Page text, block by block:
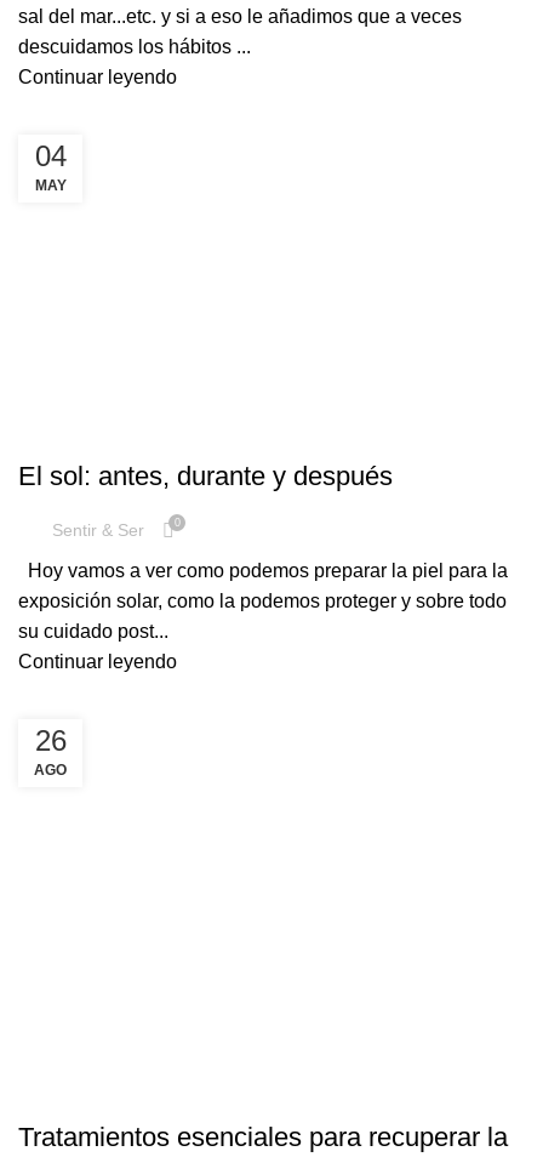
sal del mar...etc. y si a eso le añadimos que a veces
descuidamos los hábitos ...
Continuar leyendo
04
MAY
El sol: antes, durante y después
Sentir & Ser 0
Hoy vamos a ver como podemos preparar la piel para la
exposición solar, como la podemos proteger y sobre todo
su cuidado post...
Continuar leyendo
26
AGO
Tratamientos esenciales para recuperar la